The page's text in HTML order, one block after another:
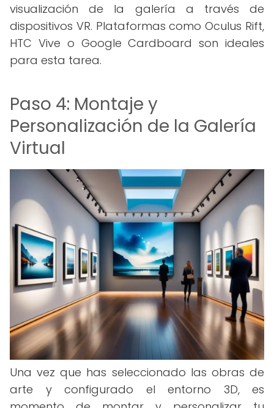
visualización de la galería a través de
dispositivos VR. Plataformas como Oculus Rift,
HTC Vive o Google Cardboard son ideales
para esta tarea.
Paso 4: Montaje y
Personalización de la Galería
Virtual
Una vez que has seleccionado las obras de
arte y configurado el entorno 3D, es